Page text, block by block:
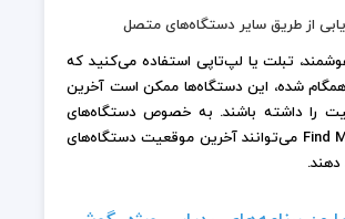
تبلت یا لپ‌تاپی استفاده می‌کنید که
شده، این دستگاه‌ها ممکن است آخرین
را داشته باشند. به خصوص دستگاه‌های
اپل با شبکه Find My می‌توانند آخرین موقعیت دستگاه‌های
دهند.